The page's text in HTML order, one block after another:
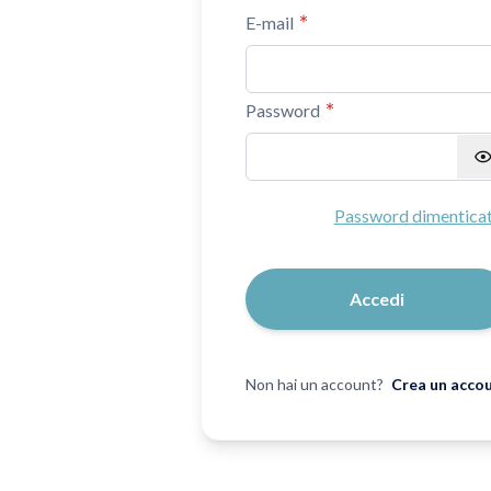
E-mail
Password
Password
Accedi
Non hai un account? Crea un